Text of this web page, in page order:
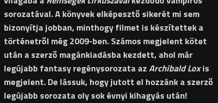
sorozatával. A könyvek elképesztő sikerét mi sem
bizonyítja jobban, minthogy filmet is készítettek a
történetről még 2009-ben. Számos megjelent kötet
után a szerző magánkiadásba kezdett, ahol már
legújabb fantasy regénysorozata azArchibald Loxis
megjelent. De lássuk, hogy jutott el hozzánk a szerző
legújabb sorozata oly sok évnyi kihagyás után!